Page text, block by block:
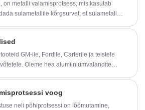
kujundamise võime
edasiarendusvõime
tihendustehnoloogia
on metalli valamisprotsess, mis kasutab
sulametallile kõrgsurvet, et sulametall
GM-ile, Fordile, Carterile ja teistele
Oleme hea alumiiniumvalandite
voog
neli põhiprotsessi on lõõmutamine,